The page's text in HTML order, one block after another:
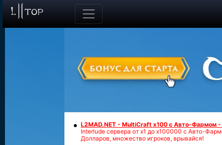
L2MAD.NET - MultiCraft x100 с Авто-Фармом
Interlude сервера от х1 до х100000 с Авто-
Долларов, множество игроков, врывайся!